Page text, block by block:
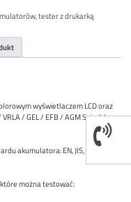
,tester z drukarką
wyświetlaczem LCD oraz
/ GEL / EFB / AGM Spiral /
akumulatora: EN, JIS, DIN, IEC,
można testować: